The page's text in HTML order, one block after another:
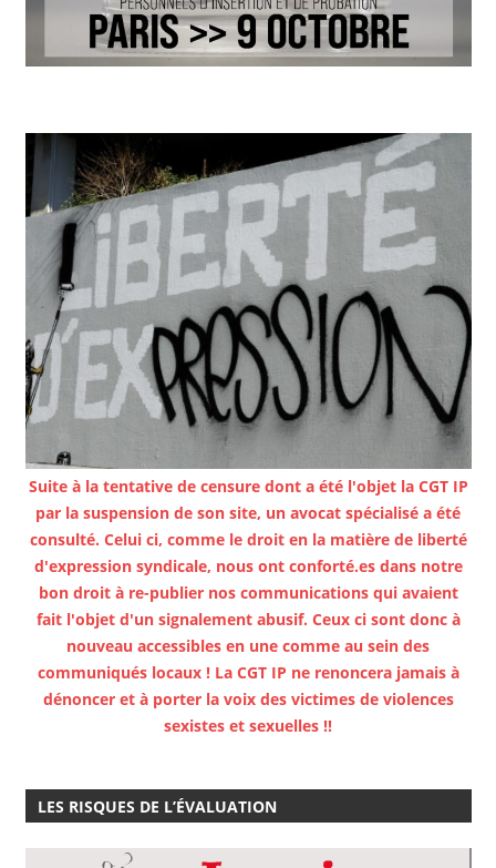
Suite à la tentative de censure dont a été l'objet la CGT IP
par la suspension de son site, un avocat spécialisé a été
consulté. Celui ci, comme le droit en la matière de liberté
d'expression syndicale, nous ont conforté.es dans notre
bon droit à re-publier nos communications qui avaient
fait l'objet d'un signalement abusif. Ceux ci sont donc à
nouveau accessibles en une comme au sein des
communiqués locaux ! La CGT IP ne renoncera jamais à
dénoncer et à porter la voix des victimes de violences
sexistes et sexuelles !!
LES RISQUES DE L’ÉVALUATION